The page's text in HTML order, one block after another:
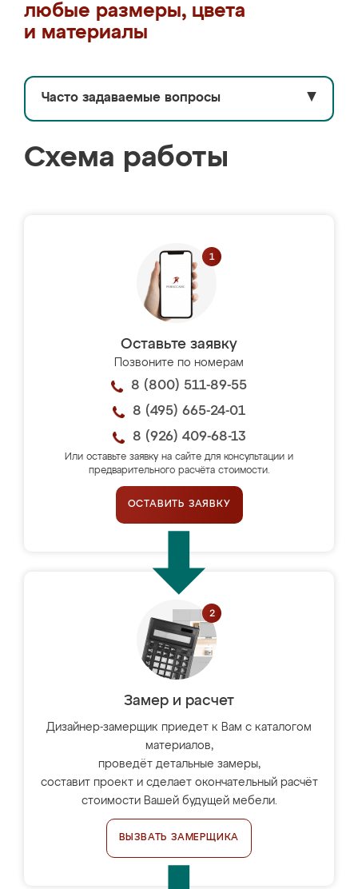
любые размеры, цвета
и материалы
Часто задаваемые вопросы ▼
Схема работы
Оставьте заявку
Позвоните по номерам
8 (800) 511-89-55
8 (495) 665-24-01
8 (926) 409-68-13
Или оставьте заявку на сайте для консультации и
предварительного расчёта стоимости.
ОСТАВИТЬ ЗАЯВКУ
Замер и расчет
Дизайнер-замерщик приедет к Вам с каталогом
материалов,
проведёт детальные замеры,
составит проект и сделает окончательный расчёт
стоимости Вашей будущей мебели.
ВЫЗВАТЬ ЗАМЕРЩИКА